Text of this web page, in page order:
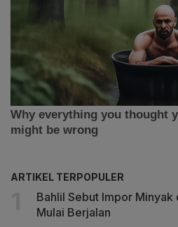
ARTIKEL TERPOPULER
Bahlil Sebut Impor Minyak
Mulai Berjalan